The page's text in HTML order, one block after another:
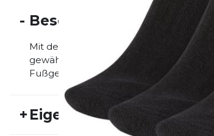
- Beschreibung
Mit den Nike Everyday Cushioned
gewährleistet zusätzlichen
Fußgewölbeband umschließt den
+ Eigenschaften